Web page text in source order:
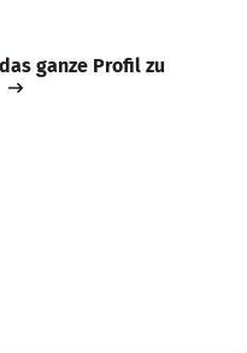
ganze Profil zu